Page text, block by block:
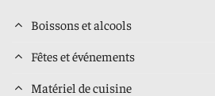
Boissons et alcools
Fêtes et événements
Matériel de cuisine